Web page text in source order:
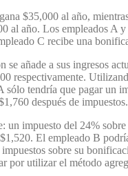
$35,000 al año,
al año. Los empleados A
C recibe una
añade a sus ingresos
respectivamente.
sólo tendría que pagar un
después de impuestos.
un impuesto del 24%
El empleado B
sobre su
por utilizar el método